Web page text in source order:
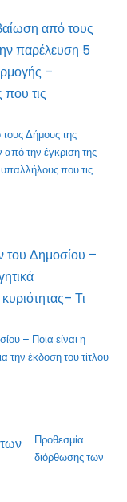
Δήμους της
την έγκριση της
που τις
– Ποια είναι η
την έκδοση του τίτλου
Προθεσμία
διόρθωσης των